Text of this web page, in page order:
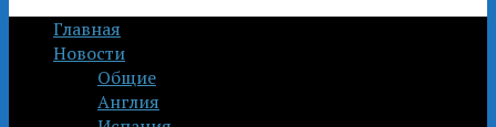
Главная
Новости
Общие
Англия